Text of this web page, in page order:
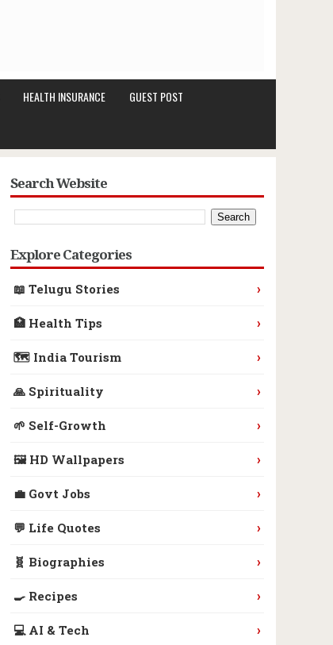
HEALTH INSURANCE GUEST POST
Search Website
Explore Categories
📖 Telugu Stories ›
🏥 Health Tips ›
🗺️ India Tourism ›
🙏 Spirituality ›
🌱 Self-Growth ›
🖼️ HD Wallpapers ›
💼 Govt Jobs ›
💬 Life Quotes ›
🧬 Biographies ›
🍳 Recipes ›
💻 AI & Tech ›